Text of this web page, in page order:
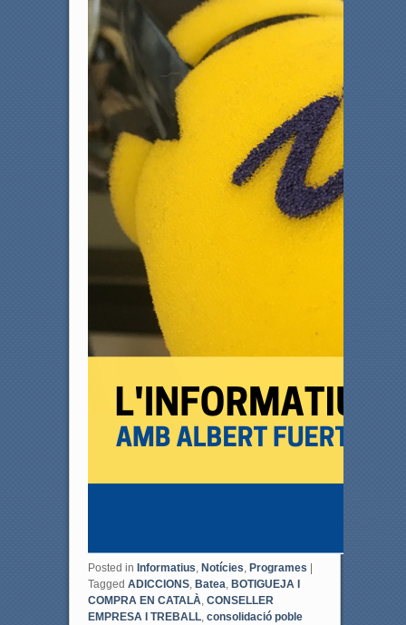
Posted in Informatius, Notícies, Programes
Tagged ADICCIONS, Batea, BOTIGUEJA I
COMPRA EN CATALÀ, CONSELLER
EMPRESA I TREBALL, consolidació poble